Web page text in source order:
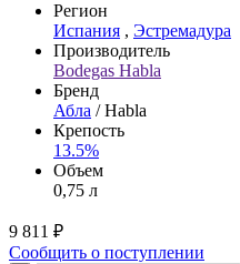
Регион
Испания , Эстремадура
Производитель
Bodegas Habla
Бренд
Абла / Habla
Крепость
13.5%
Объем
0,75 л
9 811 ₽
Сообщить о поступлении